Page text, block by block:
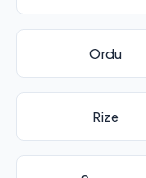
Ordu
Rize